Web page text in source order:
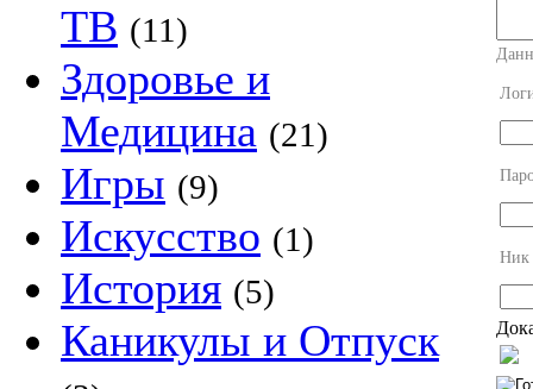
ТВ (11)
Здоровье и
Медицина (21)
Игры (9)
Искусство (1)
История (5)
Каникулы и Отпуск
Ник